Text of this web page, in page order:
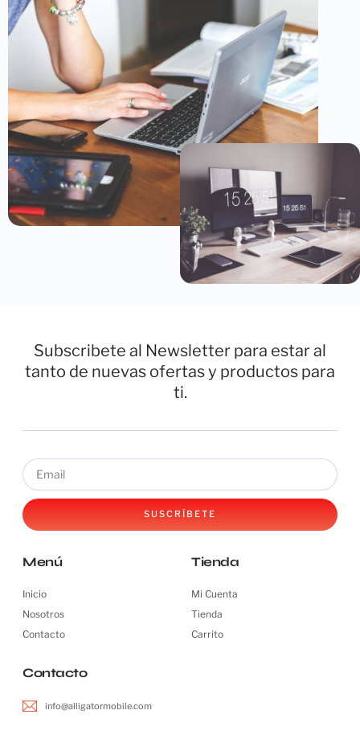
Subscribete al Newsletter para estar al
tanto de nuevas ofertas y productos para
ti.
SUSCRÍBETE
Menú
Inicio
Nosotros
Contacto
Tienda
Mi Cuenta
Tienda
Carrito
Contacto
info@alligatormobile.com